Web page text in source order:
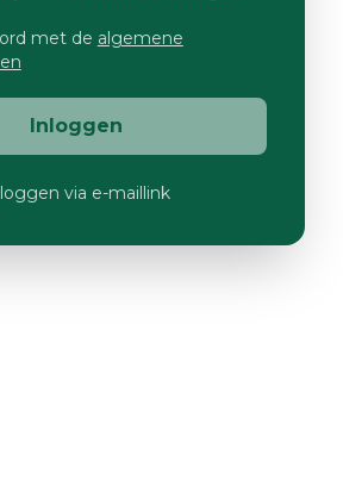
met de algemene
Inloggen
via e-maillink